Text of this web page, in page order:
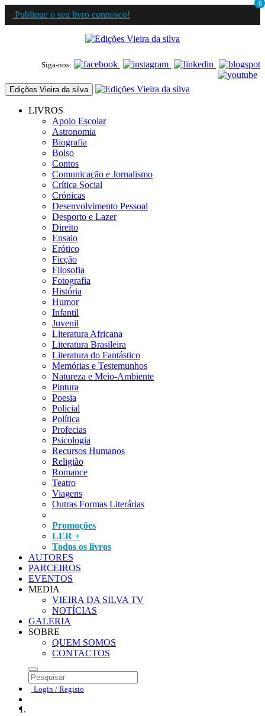
Publique o seu livro connosco!
Siga-nos:
Edições Vieira da silva
LIVROS
Apoio Escolar
Astronomia
Biografia
Bolso
Contos
Comunicação e Jornalismo
Crítica Social
Crónicas
Desenvolvimento Pessoal
Desporto e Lazer
Direito
Ensaio
Erótico
Ficção
Filosofia
Fotografia
História
Humor
Infantil
Juvenil
Literatura Africana
Literatura Brasileira
Literatura do Fantástico
Memórias e Testemunhos
Natureza e Meio-Ambiente
Pintura
Poesia
Policial
Política
Profecias
Psicologia
Recursos Humanos
Religião
Romance
Teatro
Viagens
Outras Formas Literárias
Promoções
LER +
Todos os livros
AUTORES
PARCEIROS
EVENTOS
MEDIA
VIEIRA DA SILVA TV
NOTÍCIAS
GALERIA
SOBRE
QUEM SOMOS
CONTACTOS
Login / Registo
0